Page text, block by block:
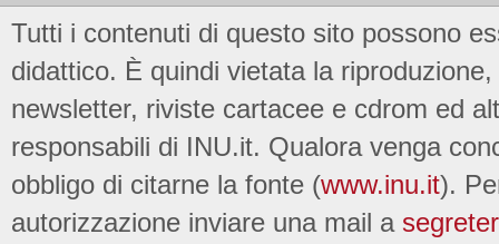
Tutti i contenuti di questo sito possono
didattico. È quindi vietata la
newsletter, riviste cartacee e cdrom ed
responsabili di INU.it. Qualora venga
obbligo di citarne la fonte (www.inu.it).
autorizzazione inviare una mail a